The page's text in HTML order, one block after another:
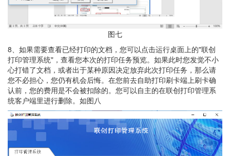
图七
8、如果需要查看已经打印的文档，您可以点击运行桌面上的"联创
打印管理系统"，查看您本次的打印任务预览。如果此时您发觉不小
心打错了文档，或者出于某种原因决定放弃此次打印任务，那么请
您不必担心，您仍有机会后悔。在您前去自助打印刷卡端上刷卡确
认前，您的费用是不会被扣除的。您可以自主的在联创打印管理系
统客户端里进行删除。如图八